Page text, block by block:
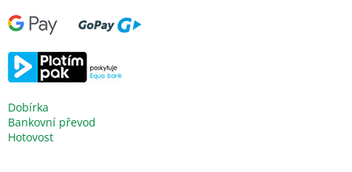
Dobírka
Bankovní převod
Hotovost